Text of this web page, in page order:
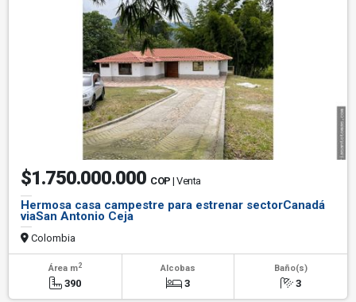
$1.750.000.000 COP | Venta
Hermosa casa campestre para estrenar sectorCanadá
viaSan Antonio Ceja
Colombia
Área m2
390
Alcobas
3
Baño(s)
3